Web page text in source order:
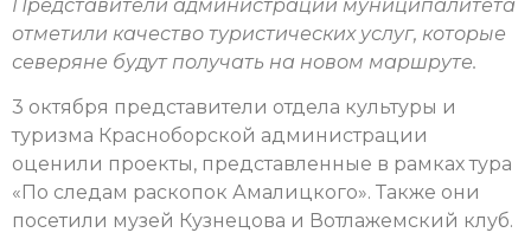
Представители администрации муниципалитета
отметили качество туристических услуг, которые
северяне будут получать на новом маршруте.
3 октября представители отдела культуры и
туризма Красноборской администрации
оценили проекты, представленные в рамках тура
«По следам раскопок Амалицкого». Также они
посетили музей Кузнецова и Вотлажемский клуб.